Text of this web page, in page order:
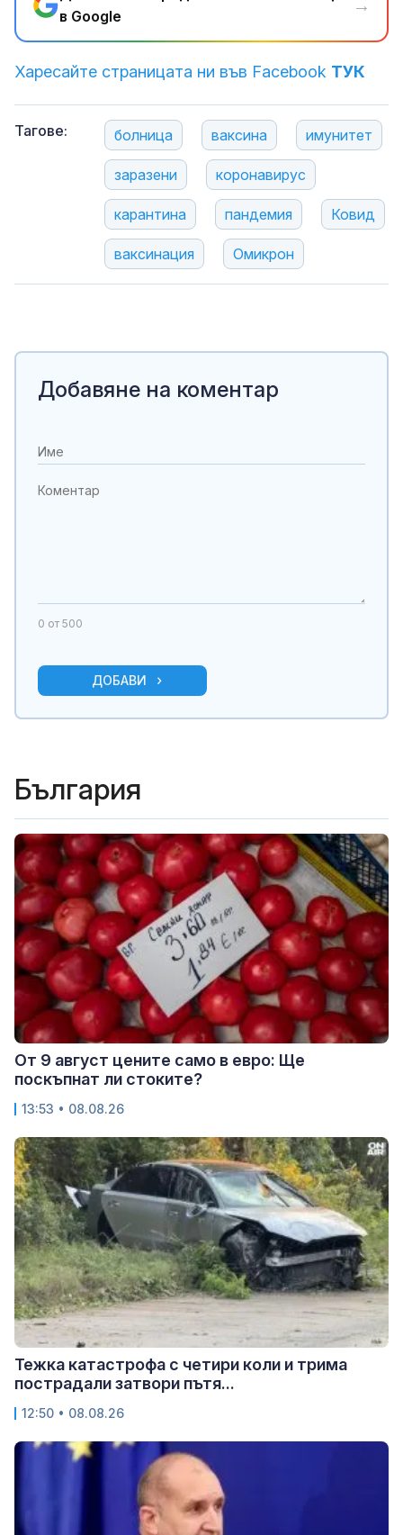
в Google
→
Харесайте страницата ни във Facebook ТУК
Тагове: болница ваксина имунитет
заразени коронавирус
карантина пандемия Ковид
ваксинация Омикрон
Добавяне на коментар
0 от 500
ДОБАВИ
България
От 9 август цените само в евро: Ще
поскъпнат ли стоките?
13:53 • 08.08.26
Тежка катастрофа с четири коли и трима
пострадали затвори пътя...
12:50 • 08.08.26